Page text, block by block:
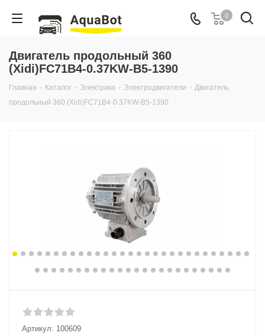
0
Двигатель продольный 360
(Xidi)FC71B4-0.37KW-B5-1390
Главная - Каталог - Электрика - Электродвигатели - Двигатель
продольный 360 (Xidi)FC71B4-0.37KW-B5-1390
Артикул: 100609